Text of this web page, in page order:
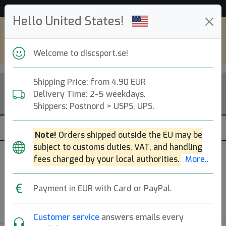
Hello United States!
Welcome to discsport.se!
Shipping Price: from 4.90 EUR
Delivery Time: 2-5 weekdays.
Shippers: Postnord > USPS, UPS.
Note! Orders shipped outside the EU may be
subject to customs duties, VAT, and handling
fees charged by your local authorities. More..
Payment in EUR with Card or PayPal.
Customer service answers emails every
go todiscsport.com
Välj Disc
Back to Article